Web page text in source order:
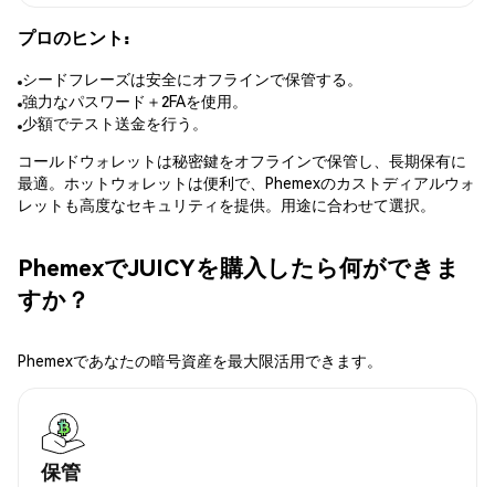
プロのヒント:
シードフレーズは安全にオフラインで保管する。
強力なパスワード＋2FAを使用。
少額でテスト送金を行う。
コールドウォレットは秘密鍵をオフラインで保管し、長期保有に
最適。ホットウォレットは便利で、Phemexのカストディアルウォ
レットも高度なセキュリティを提供。用途に合わせて選択。
PhemexでJUICYを購入したら何ができま
すか？
Phemexであなたの暗号資産を最大限活用できます。
保管